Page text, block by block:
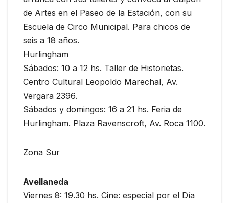
de Artes en el Paseo de la Estación, con su
Escuela de Circo Municipal. Para chicos de
seis a 18 años.
Hurlingham
Sábados: 10 a 12 hs. Taller de Historietas.
Centro Cultural Leopoldo Marechal, Av.
Vergara 2396.
Sábados y domingos: 16 a 21 hs. Feria de
Hurlingham. Plaza Ravenscroft, Av. Roca 1100.
Zona Sur
Avellaneda
Viernes 8: 19.30 hs. Cine: especial por el Día